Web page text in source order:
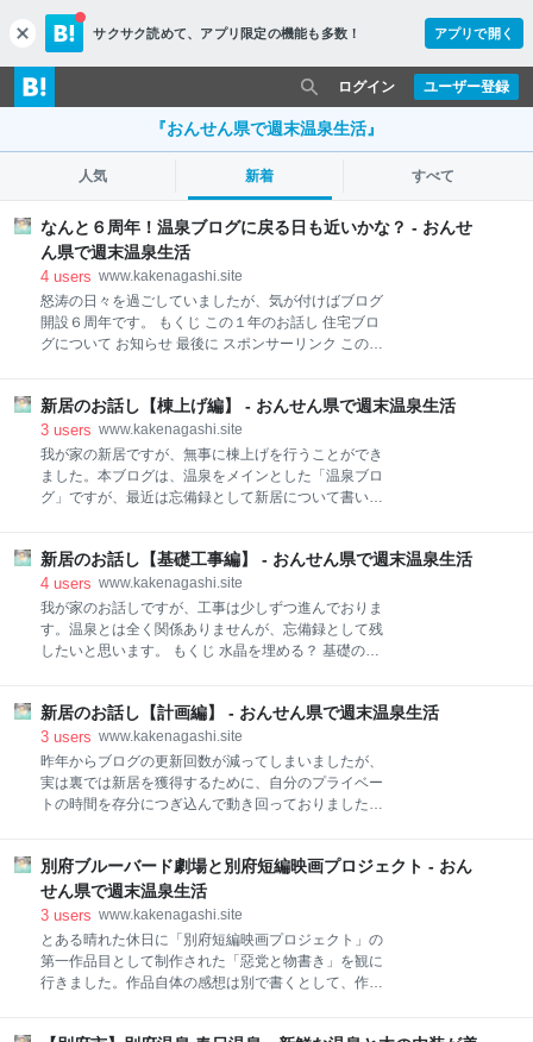
c
l
o
s
サクサク読めて、 アプリ限定の機能も多数！ アプリで開く
ユーザー登録
ログイン
『おんせん県で週末温泉生活』
人気 新着 すべて
なんと６周年！温泉ブログに戻る日も近いかな？ - おんせ
ん県で週末温泉生活
4 users www.kakenagashi.site
怒涛の日々を過ごしていましたが、気が付けばブログ
開設６周年です。 もくじ この１年のお話し 住宅ブロ
グについて お知らせ 最後に スポンサーリンク この１
に伴い私のプライベートの時間を存分に注ぎ込んでい
ます。健康の為に週末温泉生活は必ず行っています
が、温泉ブログを書く時間が確保できません。 昨年8
月から走り出して、様々な不安に押し潰されそうにな
りながらも、それに気づかない振りをして、真っすぐ
イノシシの様に猪突猛進です。 市街化調整区域で、開
発許可なしで進める為には？ 母屋と離れ、可分と不可
分をどうするか。 新築だけではない、改修をどうしよ
う。 おっと、値上げってなぜ今？ 木材はいつまで上が
るのか？
新居のお話し【棟上げ編】 - おんせん県で週末温泉生活
3 users www.kakenagashi.site
我が家の新居ですが、無事に棟上げを行うことができ
ました。本ブログは、温泉をメインとした「温泉ブロ
グ」ですが、最近は忘備録として新居について書いて
げ準備 棟上げ（１日目） 棟上げ（２日目） これから
スポンサーリンク 本ブログ以前の内容はこちら １・計
画編 www.kakenagashi.site ２・基礎工事編
www.kakenagashi.site ３・棟上げ編 土台設置 まずは
基礎の立ち上がりに合わせて、土台を設置します。通
た。 この計画地は、以前大雨が降った時に一度だけ床
下浸水になったことがあります。その後近くにある川
は、堤防が高くなり整備されましたので大丈夫とは思
いながらも
新居のお話し【基礎工事編】 - おんせん県で週末温泉生活
4 users www.kakenagashi.site
我が家のお話しですが、工事は少しずつ進んでおりま
す。温泉とは全く関係ありませんが、忘備録として残
したいと思います。 もくじ 水晶を埋める？ 基礎の配
ります。 www.kakenagashi.site 水晶を埋める？ 住宅
を建てるときは、地鎮祭を行う習慣がありますが、そ
れとは別に、水晶を埋める習慣があることをご存じで
しょうか。 水晶は、パワーストンとして有名です。
「魔除」や「お守り」として身に着ける方が多いです
た。 水晶は、大分市のとある店で購入。クラックの無
い美しい丸状のもの。由布岳の美しい湧き水で浄化さ
れ、お祓いまでされたものらしい。それが5つ。 四方
に小さいものを埋め、中央に大きいもの
新居のお話し【計画編】 - おんせん県で週末温泉生活
3 users www.kakenagashi.site
昨年からブログの更新回数が減ってしまいましたが、
実は裏では新居を獲得するために、自分のプライベー
トの時間を存分につぎ込んで動き回っておりました。
緯】 2021年8～9月【計画】 2021年10月～【設計】
2021年11月～【設計＆諸手続き】 2021年12月～【確
認申請＆見積依頼】 2022年2月～【変更・調節・住宅
ローン】 2022年3～4月初旬【工事契約・住宅ロー
ン】 2022年4月中旬【解体】 2022年5月【地鎮祭】
ここまでの感想 スポンサーリンク ～2021年8月【経
別府ブルーバード劇場と別府短編映画プロジェクト - おん
せん県で週末温泉生活
3 users www.kakenagashi.site
とある晴れた休日に「別府短編映画プロジェクト」の
第一作品目として制作された「惡党と物書き」を観に
行きました。作品自体の感想は別で書くとして、作品